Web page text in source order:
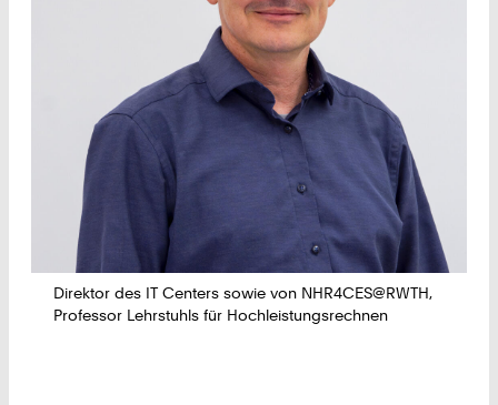
Direktor des IT Centers sowie von NHR4CES@RWTH,
Professor Lehrstuhls für Hochleistungsrechnen